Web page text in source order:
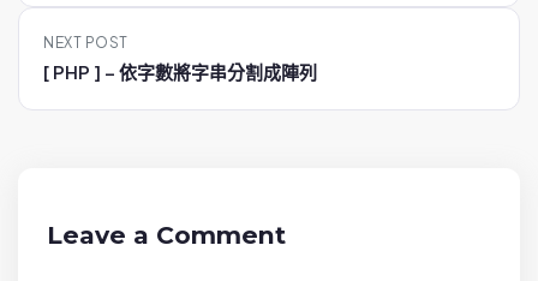
t
v
NEXT POST
[ PHP ] – 依字數將字串分割成陣列
Leave a Comment